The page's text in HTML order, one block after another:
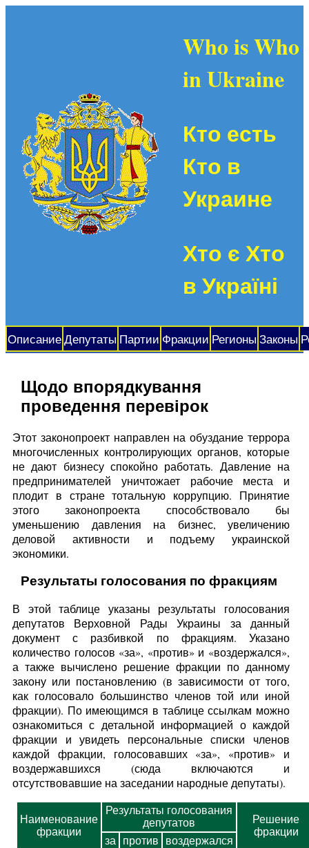
Who is Who
in Ukraine
Кто есть
Кто в
Украине
Хто є Хто
в Україні
Описание Депутаты Партии Фракции Регионы Законы
Щодо впорядкування
проведення перевірок
Этот законопроект направлен на обуздание террора
многочисленных контролирующих органов, которые
не дают бизнесу спокойно работать. Давление на
предпринимателей уничтожает рабочие места и
плодит в стране тотальную коррупцию. Принятие
этого законопроекта способствовало бы
уменьшению давления на бизнес, увеличению
деловой активности и подъему украинской
экономики.
Результаты голосования по фракциям
В этой таблице указаны результаты голосования
депутатов Верховной Рады Украины за данный
документ с разбивкой по фракциям. Указано
количество голосов «за», «против» и «воздержался»,
а также вычислено решение фракции по данному
закону или постановлению (в зависимости от того,
как голосовало большинство членов той или иной
фракции). По имеющимся в таблице ссылкам можно
ознакомиться с детальной информацией о каждой
фракции и увидеть персональные списки членов
каждой фракции, голосовавших «за», «против» и
воздержавшихся (сюда включаются и
отсутствовавшие на заседании народные депутаты).
Наименование
фракции
Результаты голосования
депутатов
Решение
фракции
за против
воздержался